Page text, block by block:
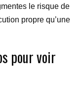
le risque de
propre qu’une
pour voir